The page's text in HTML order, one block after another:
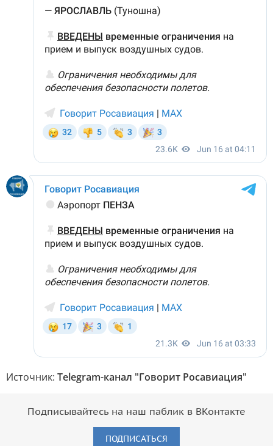
Источник: Telegram-канал "Говорит Росавиация"
Подписывайтесь на наш паблик в ВКонтакте
ПОДПИСАТЬСЯ